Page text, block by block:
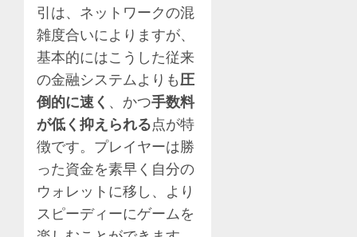
引は、ネットワークの混
雑度合いによりますが、
基本的にはこうした従来
の金融システムよりも圧
倒的に速く 、かつ手数料
が低く抑えられる点が特
徴です。プレイヤーは勝
った資金を素早く自分の
ウォレットに移し、より
スピーディーにゲームを